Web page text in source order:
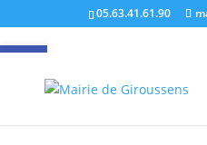
05.63.41.61.90
Ouvrir la barre d’outils